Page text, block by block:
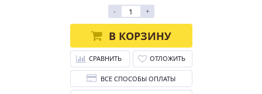
-
+
В КОРЗИНУ
СРАВНИТЬ ОТЛОЖИТЬ
ВСЕ СПОСОБЫ ОПЛАТЫ